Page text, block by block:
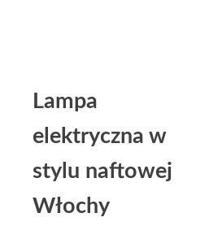
Lampa
elektryczna w
stylu naftowej
Włochy